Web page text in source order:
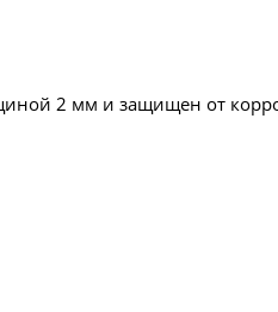
2 мм и защищен от